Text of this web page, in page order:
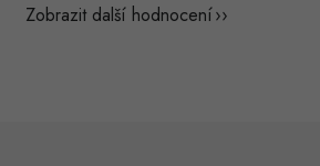
Zobrazit další hodnocení